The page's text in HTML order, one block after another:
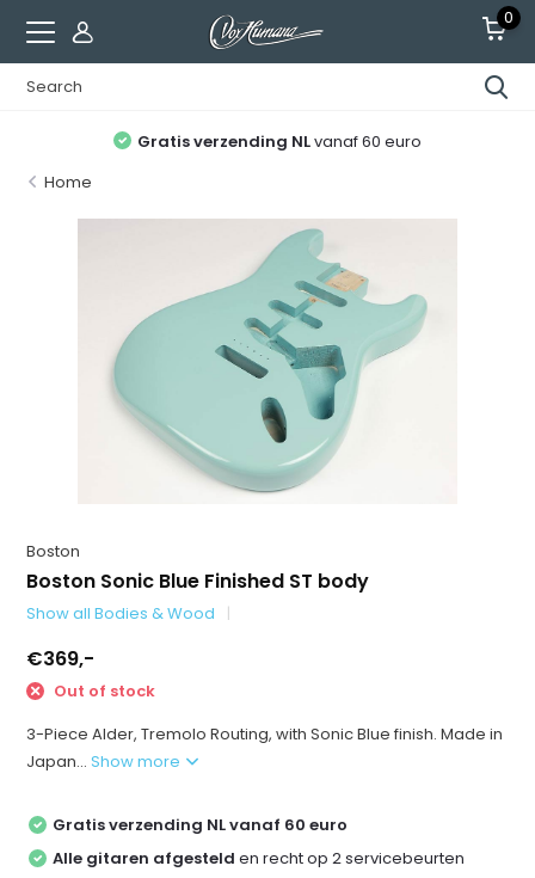
0
Gratis verzending NLvanaf 60 euro
Home
Boston
Boston Sonic Blue Finished ST body
Show all Bodies & Wood
€369,-
Out of stock
3-Piece Alder, Tremolo Routing, with Sonic Blue finish. Made in
Japan...Show more
Gratis verzending NL vanaf 60 euro
Alle gitaren afgesteld en recht op 2 servicebeurten